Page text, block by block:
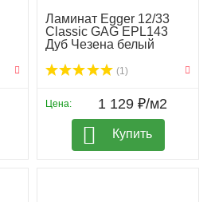
Ламинат Egger 12/33
Classic GAG EPL143
Дуб Чезена белый
(1)
Цена: 1 129 ₽/м2
Купить